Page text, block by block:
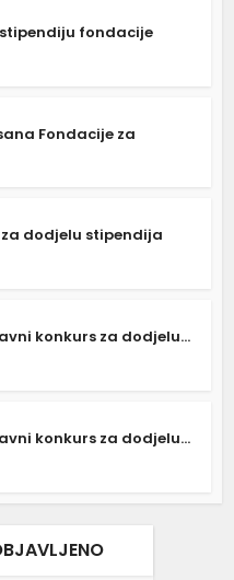
fondacije
Fondacije za
dodjelu stipendija
konkurs za dodjelu...
konkurs za dodjelu...